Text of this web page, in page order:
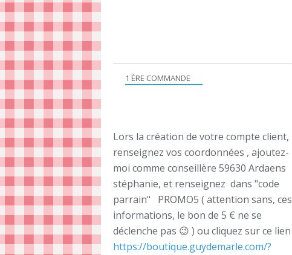
1 ÈRE COMMANDE
Lors la création de votre compte client,
renseignez vos coordonnées , ajoutez-
moi comme conseillère 59630 Ardaens
stéphanie, et renseignez dans "code
parrain" PROMO5 ( attention sans, ces
informations, le bon de 5 € ne se
déclenche pas 😉 ) ou cliquez sur ce lien
https://boutique.guydemarle.com/?